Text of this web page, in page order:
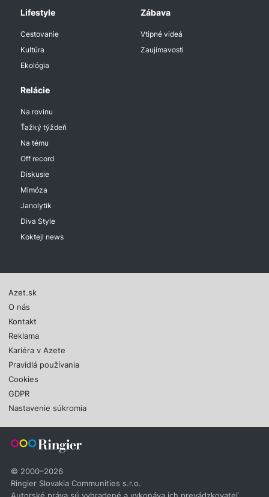
Lifestyle
Cestovanie
Kultúra
Ekológia
Zábava
Vtipné videá
Zaujímavosti
Relácie
Na rovinu
Ťažký týždeň
Na tému
Off record
Diskusie
Mimóza
Janolytik
Diva Style
Koktejl news
Azet.sk
O nás
Kontakt
Reklama
Kariéra v Azete
Pravidlá používania
Cookies
GDPR
Nastavenie súkromia
© 2000–2026
Ringier Slovakia Communities s.r.o.